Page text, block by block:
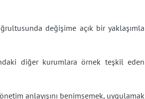
değişime açık bir yaklaşımla
diğer kurumlara örnek teşkil eden
anlayışını benimsemek, uygulamak